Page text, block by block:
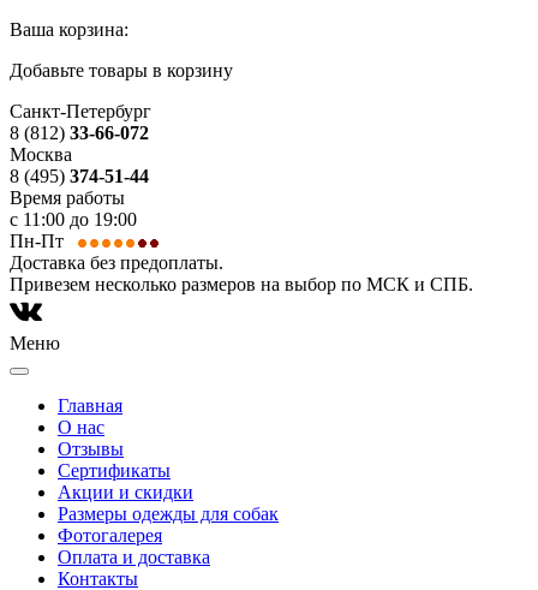
Ваша корзина:
Добавьте товары в корзину
Санкт-Петербург
8 (812) 33-66-072
Москва
8 (495) 374-51-44
Время работы
с 11:00 до 19:00
Пн-Пт
Доставка без предоплаты.
Привезем несколько размеров на выбор по МСК и СПБ.
Меню
Главная
О нас
Отзывы
Сертификаты
Акции и скидки
Размеры одежды для собак
Фотогалерея
Оплата и доставка
Контакты